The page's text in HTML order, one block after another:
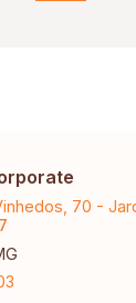
70 -